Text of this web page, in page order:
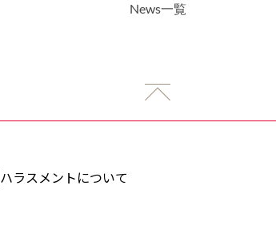
News一覧
ハラスメントについて